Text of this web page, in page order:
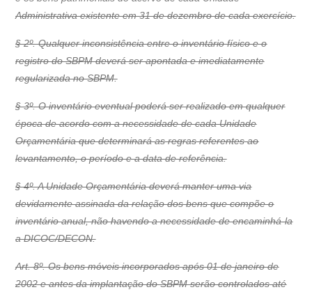
Administrativa existente em 31 de dezembro de cada exercício.
§ 2º. Qualquer inconsistência entre o inventário físico e o
registro do SBPM deverá ser apontada e imediatamente
regularizada no SBPM.
§ 3º. O inventário eventual poderá ser realizado em qualquer
época de acordo com a necessidade de cada Unidade
Orçamentária que determinará as regras referentes ao
levantamento, o período e a data de referência.
§ 4º. A Unidade Orçamentária deverá manter uma via
devidamente assinada da relação dos bens que compõe o
inventário anual, não havendo a necessidade de encaminhá-la
a DICOC/DECON.
Art. 8º. Os bens móveis incorporados após 01 de janeiro de
2002 e antes da implantação do SBPM serão controlados até